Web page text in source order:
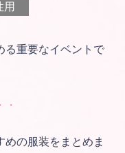
用
る重要なイベントで
の服装をまとめま